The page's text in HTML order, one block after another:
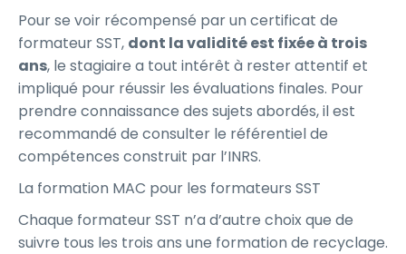
Pour se voir récompensé par un certificat de
formateur SST, dont la validité est fixée à trois
ans, le stagiaire a tout intérêt à rester attentif et
impliqué pour réussir les évaluations finales. Pour
prendre connaissance des sujets abordés, il est
recommandé de consulter le référentiel de
compétences construit par l’INRS.
La formation MAC pour les formateurs SST
Chaque formateur SST n’a d’autre choix que de
suivre tous les trois ans une formation de recyclage.